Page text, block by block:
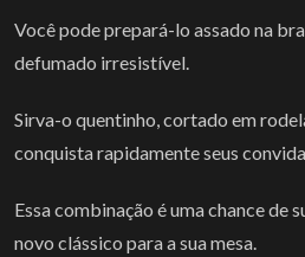
Você pode prepará-lo assado na
defumado irresistível.
Sirva-o quentinho, cortado em
conquista rapidamente seus
Essa combinação é uma chance de
novo clássico para a sua mesa.